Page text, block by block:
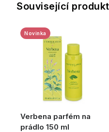
Související
Verbena parfém na
prádlo 150 ml
Novinka